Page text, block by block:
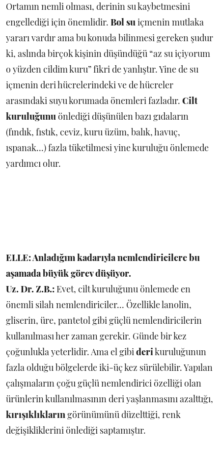
Ortamın nemli olması, derinin su kaybetmesini
engellediği için önemlidir. Bol suiçmenin mutlaka
yararı vardır ama bu konuda bilinmesi gereken şudur
ki, aslında birçok kişinin düşündüğü “az su içiyorum
o yüzden cildim kuru” fikri de yanlıştır. Yine de su
içmenin deri hücrelerindeki ve de hücreler
arasındaki suyu korumada önemleri fazladır. Cilt
kuruluğunuönlediği düşünülen bazı gıdaların
(fındık, fıstık, ceviz, kuru üzüm, balık, havuç,
ıspanak...) fazla tüketilmesi yine kuruluğu önlemede
yardımcı olur.
ELLE: Anladığım kadarıyla nemlendiricilere bu
aşamada büyük görev düşüyor.
Uz. Dr. Z.B.: Evet, cilt kuruluğunu önlemede en
önemli silah nemlendiriciler... Özellikle lanolin,
gliserin, üre, pantetol gibi güçlü nemlendiricilerin
kullanılması her zaman gerekir. Günde bir kez
çoğunlukla yeterlidir. Ama el gibiderikuruluğunun
fazla olduğu bölgelerde iki-üç kez sürülebilir. Yapılan
çalışmaların çoğu güçlü nemlendirici özelliği olan
ürünlerin kullanılmasının deri yaşlanmasını azalttığı,
kırışıklıklarıngörünümünü düzelttiği, renk
değişikliklerini önlediği saptamıştır.